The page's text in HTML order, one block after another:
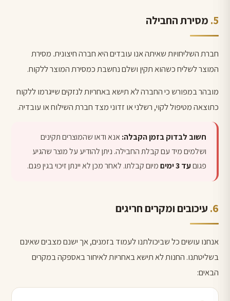
מסירת החבילה
חברת השליחויות שאיתה אנו עובדים היא חברה חיצונית. מסירת
המוצר לשליח כשהוא תקין ושלם נחשבת כמסירת המוצר ללקוח.
מובהר במפורש כי החברה לא תישא באחריות לנזקים שייגרמו ללקוח
כתוצאה מטיפול לקוי, רשלני או זדוני מצד חברת השילוח או עובדיה.
חשוב לבדוק בזמן הקבלה: אנא ודאו שהמוצרים תקינים
ושלמים מיד עם קבלת החבילה. ניתן להודיע על מוצר שהגיע
פגוםעד 3 ימים מיום קבלתו. לאחר מכן לא יינתן זיכוי בגין פגם.
עיכובים ומקרים חריגים
אנחנו עושים כל שביכולתנו לעמוד בזמנים, אך ישנם מצבים שאינם
בשליטתנו. החנות לא תישא באחריות לאיחור באספקה במקרים
הבאים: